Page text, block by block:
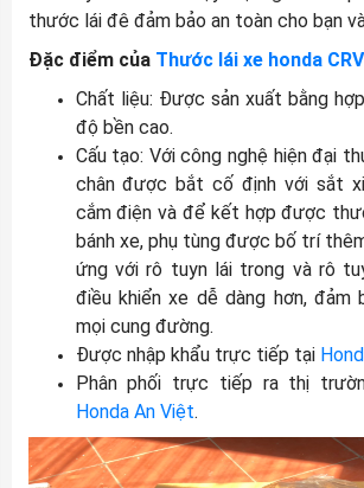
thước lái đê đảm bảo an toàn cho bạn
Đặc điểm của Thước lái xe honda
Chất liệu: Được sản xuất bằng
độ bền cao.
Cấu tạo: Với công nghệ hiện đại
chân được bắt cố định với sắt
cắm điện và để kết hợp được
bánh xe, phụ tùng được bố trí
ứng với rô tuyn lái trong và rô
điều khiển xe dễ dàng hơn, đảm
mọi cung đường.
Được nhập khẩu trực tiếp tại
Phân phối trực tiếp ra thị
Honda An Việt.